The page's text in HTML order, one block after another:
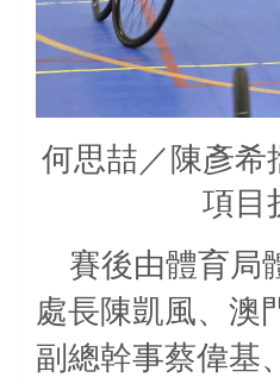
何思喆／陳彥希
項目
賽後由體育局
處長陳凱風、澳
副總幹事蔡偉基